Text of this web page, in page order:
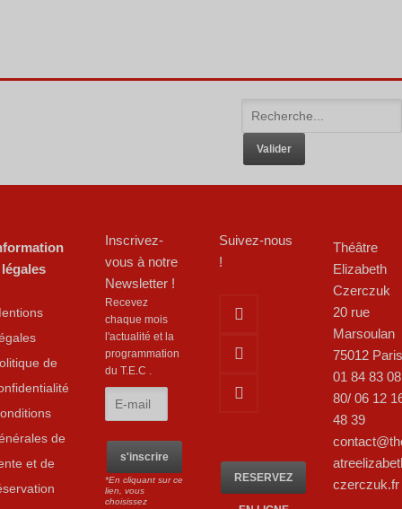
de
de
et de
Inscrivez-
vous à notre
Newsletter !
Recevez
chaque mois
l'actualité et la
programmation
du T.E.C .
*En cliquant sur ce
lien, vous
choisissez
Suivez-nous
!
RESERVEZ
Théâtre
Elizabeth
Czerczuk
20 rue
Marsoulan
75012 Paris
01 84 83 08
80/ 06 12
48 39
czerczuk.fr